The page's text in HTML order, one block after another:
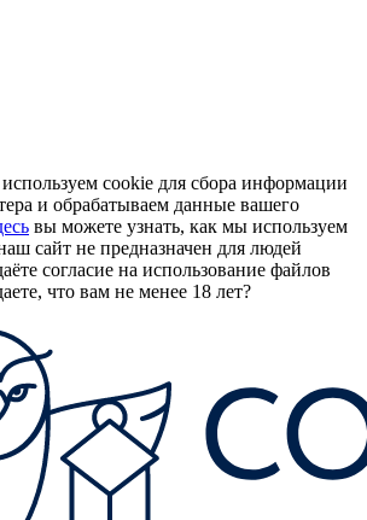
cookie для сбора информации
и обрабатываем данные вашего
вы можете узнать, как мы используем
сайт не предназначен для людей
согласие на использование файлов
что вам не менее 18 лет?